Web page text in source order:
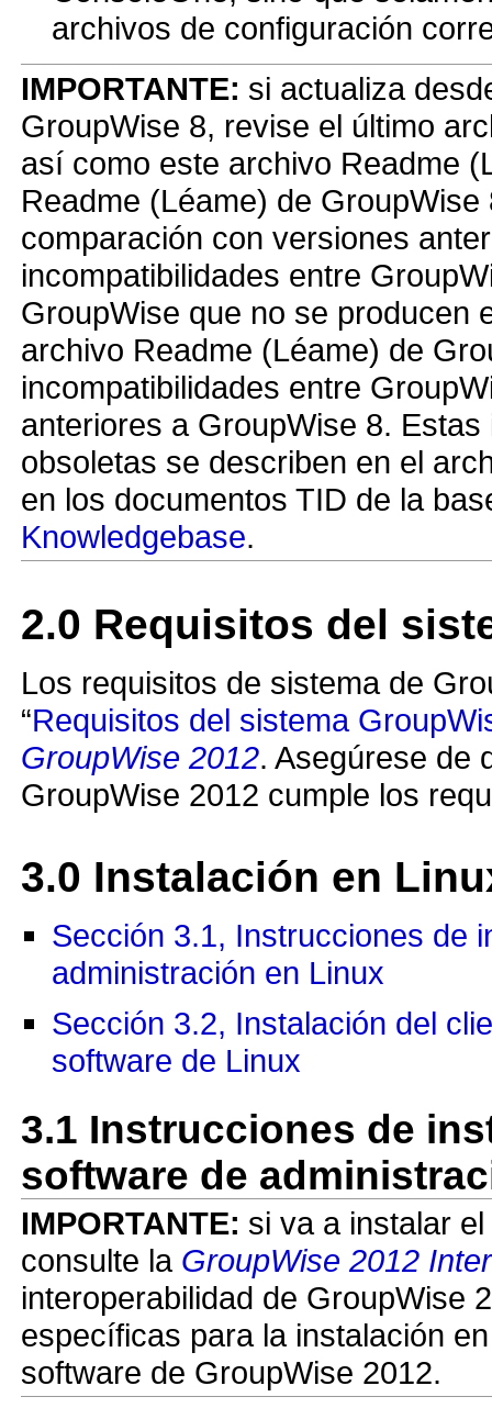
archivos de configuración
IMPORTANTE: si actualiza
GroupWise 8, revise el último
así como este archivo Readme
Readme (Léame) de
comparación con versiones
incompatibilidades entre
GroupWise que no se producen
archivo Readme (Léame) de
incompatibilidades entre
anteriores a GroupWise 8.
obsoletas se describen en el
en los documentos TID de la
Knowledgebase.
2.0 Requisitos del
Los requisitos de sistema de
Requisitos del sistema
GroupWise 2012. Asegúrese de
GroupWise 2012 cumple los
3.0 Instalación en
Sección 3.1, Instrucciones de
administración en Linux
Sección 3.2, Instalación del
software de Linux
3.1 Instrucciones de
software de
IMPORTANTE: si va a instalar
consulte la GroupWise 2012
interoperabilidad de GroupWise
específicas para la instalación
software de GroupWise 2012.